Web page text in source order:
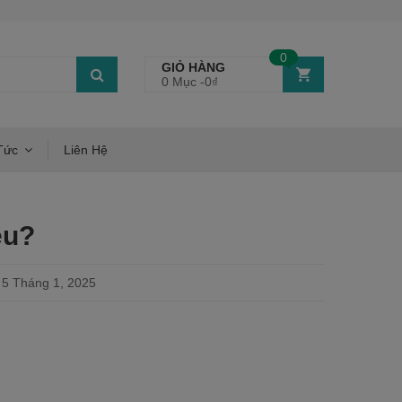
GIỎ HÀNG
0 Mục -0₫
0
Liên Hệ
5 Tháng 1, 2025